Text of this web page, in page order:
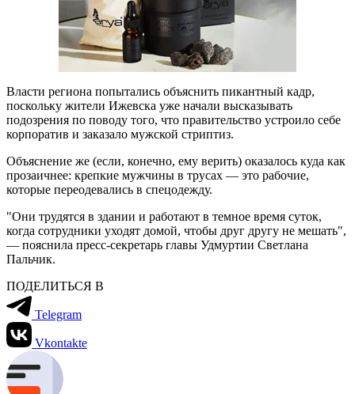
Власти региона попытались объяснить пикантный кадр,
поскольку жители Ижевска уже начали высказывать
подозрения по поводу того, что правительство устроило себе
корпоратив и заказало мужской стриптиз.
Объяснение же (если, конечно, ему верить) оказалось куда как
прозаичнее: крепкие мужчины в трусах — это рабочие,
которые переодевались в спецодежду.
"Они трудятся в здании и работают в темное время суток,
когда сотрудники уходят домой, чтобы друг другу не мешать",
— пояснила пресс-секретарь главы Удмуртии Светлана
Пальчик.
ПОДЕЛИТЬСЯ В
Telegram
Vkontakte